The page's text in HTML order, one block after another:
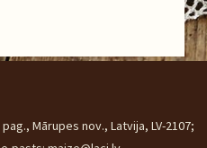
Mārupes nov., Latvija, LV-2107;